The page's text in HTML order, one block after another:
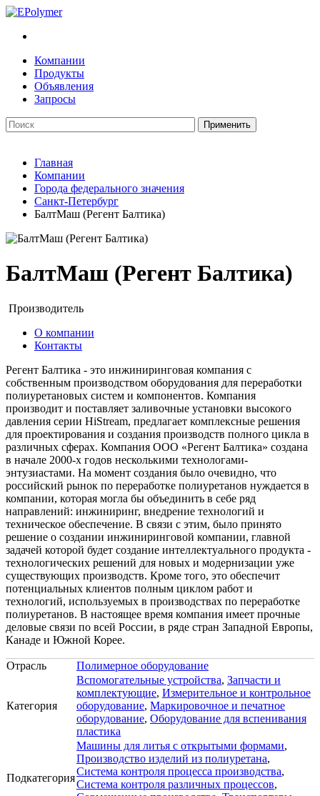
Компании
Продукты
Объявления
Запросы
Главная
Компании
Города федерального значения
Санкт-Петербург
БалтМаш (Регент Балтика)
БалтМаш (Регент Балтика)
Производитель
О компании
Контакты
Регент Балтика - это инжиниринговая компания с
собственным производством оборудования для переработки
полиуретановых систем и компонентов. Компания
производит и поставляет заливочные установки высокого
давления серии HiStream, предлагает комплексные решения
для проектирования и создания производств полного цикла в
различных сферах. Компания ООО «Регент Балтика» создана
в начале 2000-х годов несколькими технологами-
энтузиастами. На момент создания было очевидно, что
российский рынок по переработке полиуретанов нуждается в
компании, которая могла бы объединить в себе ряд
направлений: инжиниринг, внедрение технологий и
техническое обеспечение. В связи с этим, было принято
решение о создании инжиниринговой компании, главной
задачей которой будет создание интеллектуального продукта -
технологических решений для новых и модернизации уже
существующих производств. Кроме того, это обеспечит
потенциальных клиентов полным циклом работ и
технологий, используемых в производствах по переработке
полиуретанов. В настоящее время компания имеет прочные
деловые связи по всей России, в ряде стран Западной Европы,
Канаде и Южной Корее.
Отрасль Полимерное оборудование
Категория
Вспомогательные устройства, Запчасти и
комплектующие, Измерительное и контрольное
оборудование, Маркировочное и печатное
оборудование, Оборудование для вспенивания
пластика
Подкатегория
Машины для литья с открытыми формами,
Производство изделий из полиуретана,
Система контроля процесса производства,
Система контроля различных процессов,